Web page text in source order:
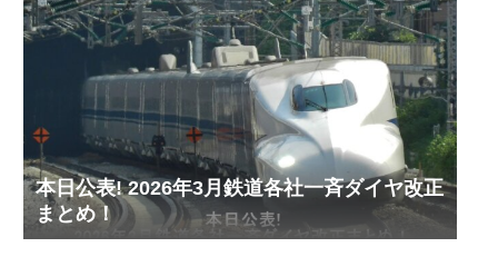
本日公表! 2026年3月鉄道各社一斉ダイヤ改正
まとめ！